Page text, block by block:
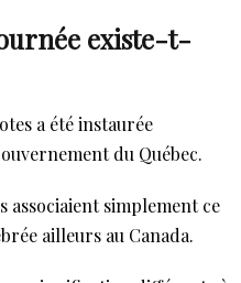
existe-t-
a été instaurée
du Québec.
associaient simplement ce
ailleurs au Canada.